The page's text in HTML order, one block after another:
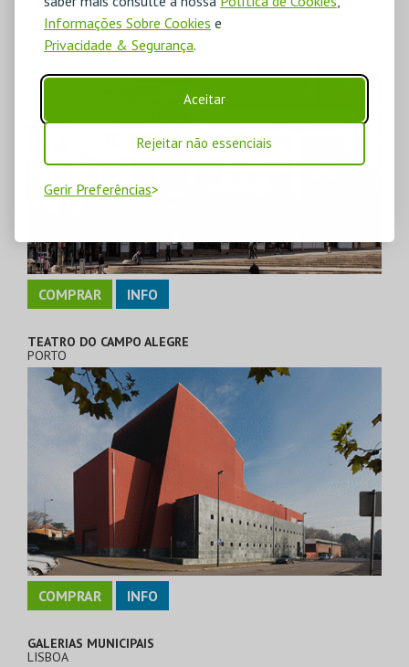
Informações Sobre Cookies e
Privacidade & Segurança.
Aceitar
Rejeitar não essenciais
Gerir Preferências
TEATRO MUNICIPAL RIVOLI
PORTO
COMPRAR INFO
TEATRO DO CAMPO ALEGRE
PORTO
COMPRAR INFO
GALERIAS MUNICIPAIS
LISBOA